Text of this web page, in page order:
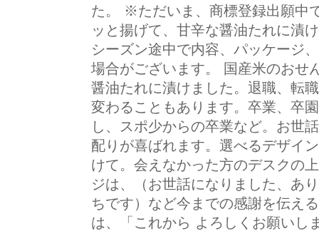
た。 ※ただいま、商標登録出願中
ッと揚げて、甘辛な醤油たれに漬
シーズン途中で内容、パッケージ
場合がございます。 国産米のおせ
醤油たれに漬けました。退職、転
変わることもあります。卒業、卒
し、スポ少からの卒業など。お世
配りが喜ばれます。選べるデザイ
けて。会えなかった方のデスクの
ジは、（お世話になりました、あ
ちです）など今までの感謝を伝え
は、「これから よろしくお願いし